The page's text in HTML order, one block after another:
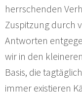
herrschenden
Zuspitzung durch
Antworten
wir in den
Basis, die
immer existieren